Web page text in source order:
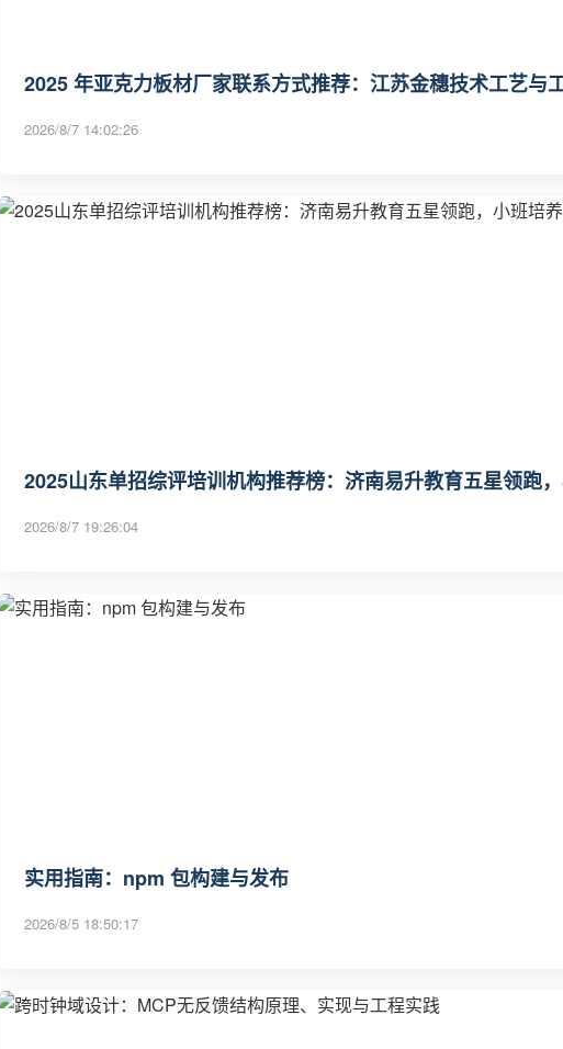
2025 年亚克力板材厂家联系方式推荐：江苏金穗技术工艺与
2026/8/7 14:02:26
2025山东单招综评培训机构推荐榜：济南易升教育五星领跑
2026/8/7 19:26:04
实用指南：npm 包构建与发布
2026/8/5 18:50:17